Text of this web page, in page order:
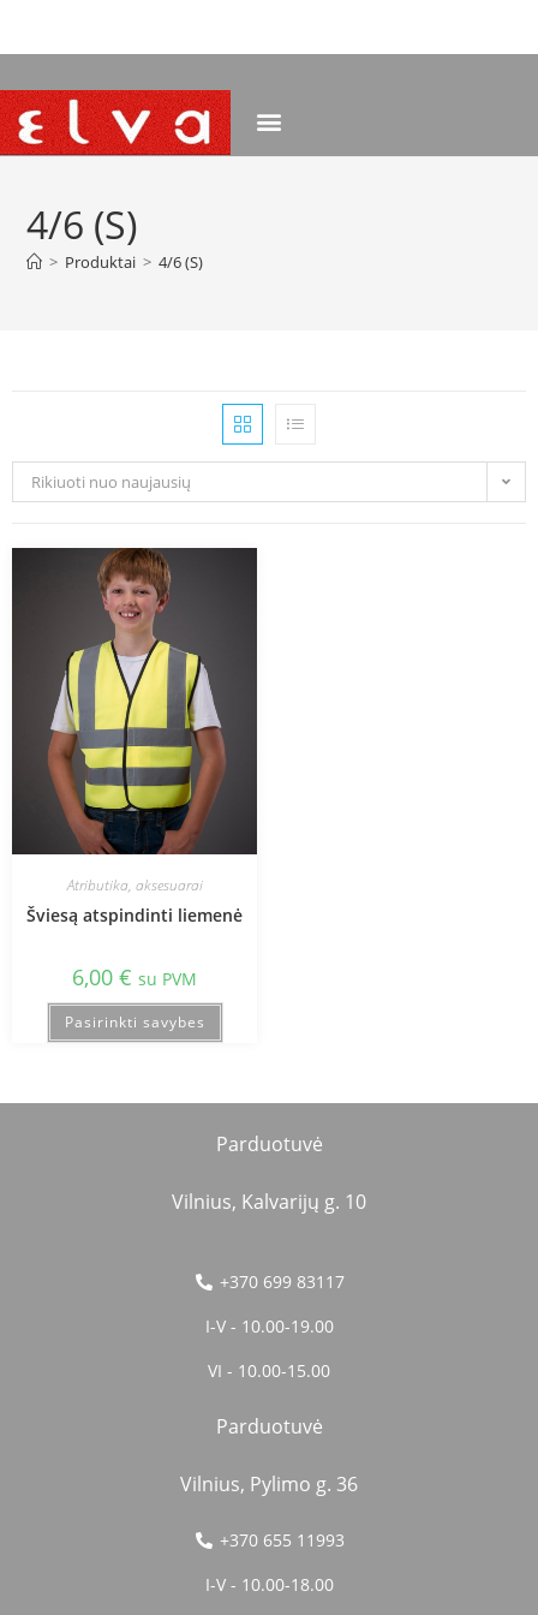
4/6 (S)
> Produktai > 4/6 (S)
Rikiuoti nuo naujausių
Atributika, aksesuarai
Šviesą atspindinti liemenė
6,00 € su PVM
Pasirinkti savybes
Parduotuvė
Vilnius, Kalvarijų g. 10
+370 699 83117
I-V - 10.00-19.00
VI - 10.00-15.00
Parduotuvė
Vilnius, Pylimo g. 36
+370 655 11993
I-V - 10.00-18.00